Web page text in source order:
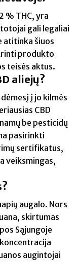
% THC, yra
gali legaliai
atitinka šiuos
produkto
teisės aktus.
aliejų?
į jo kilmės
CBD
be pesticidų
pasirinkti
sertifikatus,
veiksmingas,
augalo. Nors
skirtumas
Sąjungoje
augintojai